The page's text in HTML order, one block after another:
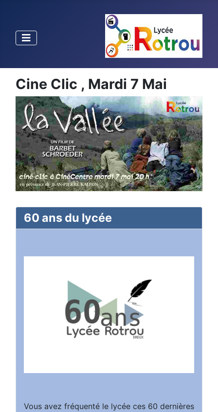
Cine Clic , Mardi 7 Mai
60 ans du lycée
Vous avez fréquenté le lycée ces 60 dernières